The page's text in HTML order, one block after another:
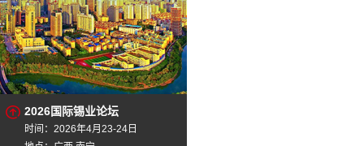
2026国际锡业论坛
时间：2026年4月23-24日